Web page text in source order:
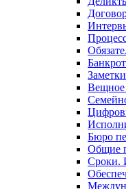
Вещное
Бюро
Общие
Сроки.